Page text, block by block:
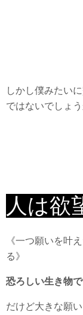
しかし僕みたい
ではないでしょう
人は欲
《一つ願いを叶
る》
恐ろしい生き物
だけど大きな願